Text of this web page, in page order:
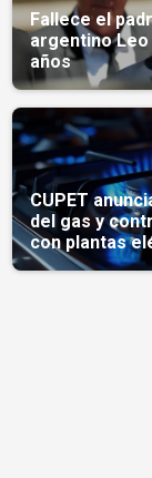
Fallece el
argentino Leo
años
CUPET
del gas y
con plantas